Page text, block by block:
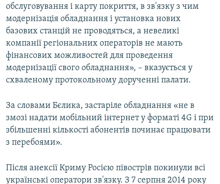
обслуговування і карту покриття, в зв'язку з чим
модернізація обладнання і установка нових
базових станцій не проводяться, а невеликі
компанії регіональних операторів не мають
фінансових можливостей для проведення
модернізації свого обладнання», – вказується у
схваленому протокольному дорученні палати.
За словами Бєлика, застаріле обладнання «не в
змозі надати мобільний інтернет у форматі 4G і при
збільшенні кількості абонентів починає працювати
з перебоями».
Після анексії Криму Росією півострів покинули всі
українські оператори зв'язку. З 7 серпня 2014 року